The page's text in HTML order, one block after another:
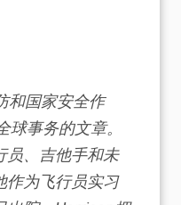
和国家安全作
事务的文章。
员、吉他手和未
作为飞行员实习